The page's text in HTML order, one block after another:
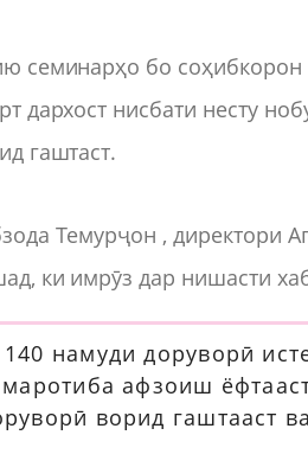
семинарҳо бо
дархост нисбати несту
гаштаст.
Темурҷон , директори
ки имрӯз дар нишасти
намуди доруворӣ
маротиба афзоиш
ворид гаштааст